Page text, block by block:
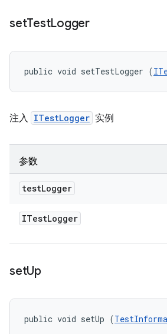
setTestLogger
public void setTestLogger (
注入 ITestLogger 实例
参数
testLogger
ITestLogger
setUp
public void setUp (